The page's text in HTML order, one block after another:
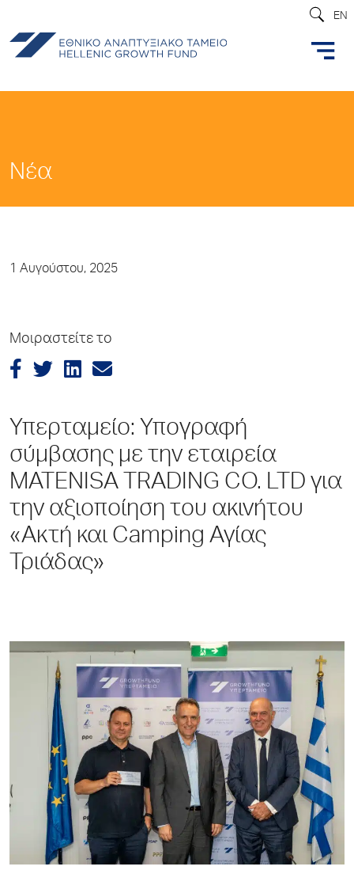
EN
Νέα
1 Αυγούστου, 2025
Μοιραστείτε το
Υπερταμείο: Υπογραφή
σύμβασης με την εταιρεία
MATENISA TRADING CO. LTD για
την αξιοποίηση του ακινήτου
«Ακτή και Camping Αγίας
Τριάδας»